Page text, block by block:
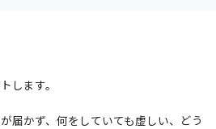
します。
届かず、何をしていても虚しい、どう